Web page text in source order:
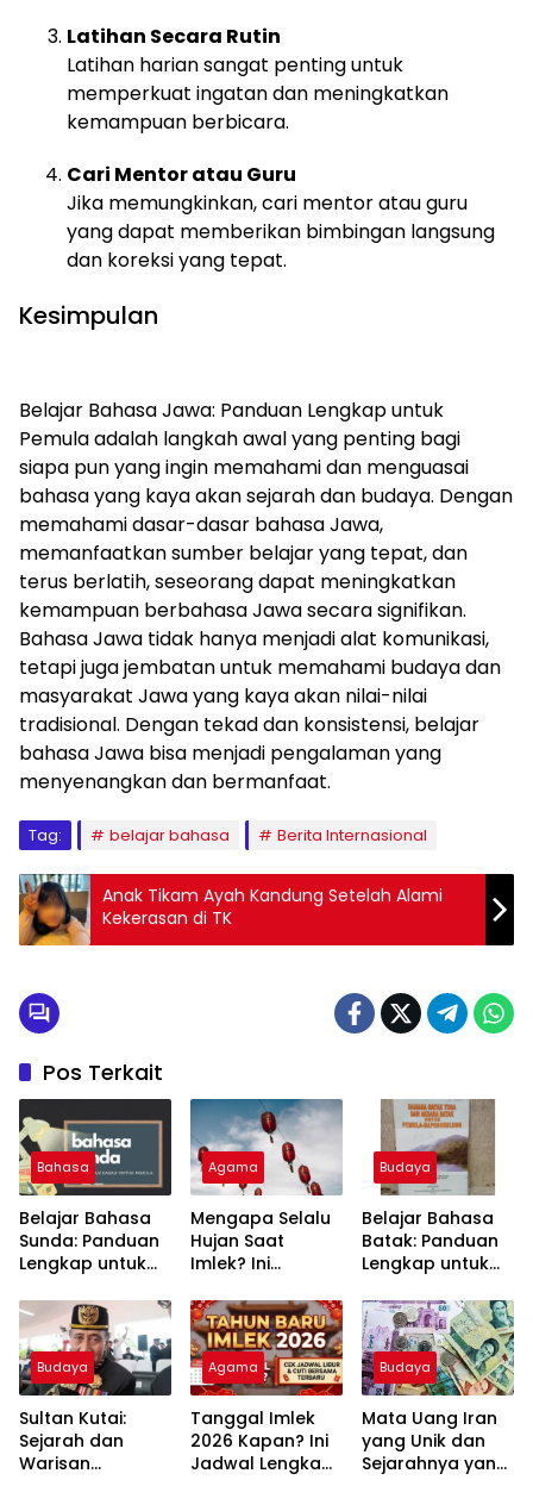
Latihan Secara Rutin
Latihan harian sangat penting untuk
memperkuat ingatan dan meningkatkan
kemampuan berbicara.
Cari Mentor atau Guru
Jika memungkinkan, cari mentor atau guru
yang dapat memberikan bimbingan langsung
dan koreksi yang tepat.
Kesimpulan
Belajar Bahasa Jawa: Panduan Lengkap untuk
Pemula adalah langkah awal yang penting bagi
siapa pun yang ingin memahami dan menguasai
bahasa yang kaya akan sejarah dan budaya. Dengan
memahami dasar-dasar bahasa Jawa,
memanfaatkan sumber belajar yang tepat, dan
terus berlatih, seseorang dapat meningkatkan
kemampuan berbahasa Jawa secara signifikan.
Bahasa Jawa tidak hanya menjadi alat komunikasi,
tetapi juga jembatan untuk memahami budaya dan
masyarakat Jawa yang kaya akan nilai-nilai
tradisional. Dengan tekad dan konsistensi, belajar
bahasa Jawa bisa menjadi pengalaman yang
menyenangkan dan bermanfaat.
Tag: belajar bahasa Berita Internasional
Anak Tikam Ayah Kandung Setelah Alami
Kekerasan di TK
Pos Terkait
Bahasa
Belajar Bahasa
Sunda: Panduan
Lengkap untuk
Agama
Mengapa Selalu
Hujan Saat
Imlek? Ini
dan Maknanya
Budaya
Belajar Bahasa
Batak: Panduan
Lengkap untuk
Budaya
Sultan Kutai:
Sejarah dan
Warisan
Agama
Tanggal Imlek
2026 Kapan? Ini
Jadwal Lengkap
Budaya
Mata Uang Iran
yang Unik dan
Sejarahnya yang